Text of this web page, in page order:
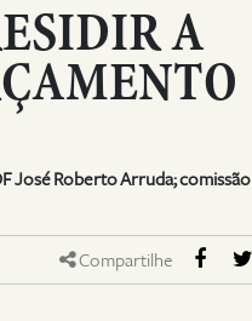
A
José Roberto Arruda; comissão
Compartilhe